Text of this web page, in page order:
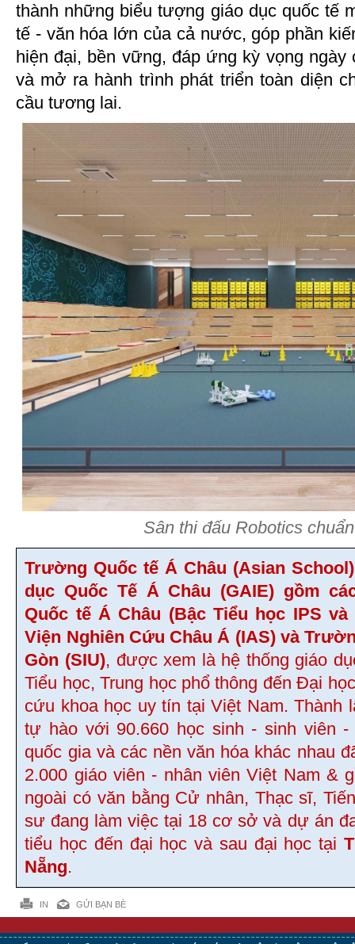
thành những biểu tượng giáo dục quốc tế
tế - văn hóa lớn của cả nước, góp phần
hiện đại, bền vững, đáp ứng kỳ vọng ngày
và mở ra hành trình phát triển toàn diện
cầu tương lai.
Sân thi đấu Robotics
Trường Quốc tế Á Châu (Asian
dục Quốc Tế Á Châu (GAIE) gồm
Quốc tế Á Châu (Bậc Tiểu học IPS và
Viện Nghiên Cứu Châu Á (IAS) và
Gòn (SIU), được xem là hệ thống giáo
Tiểu học, Trung học phổ thông đến Đại
cứu khoa học uy tín tại Việt Nam. Thành
tự hào với 90.660 học sinh - sinh viên
quốc gia và các nền văn hóa khác nhau
2.000 giáo viên - nhân viên Việt Nam &
ngoài có văn bằng Cử nhân, Thạc sĩ,
sư đang làm việc tại 18 cơ sở và dự án
tiểu học đến đại học và sau đại học tại
Nẵng.
IN GỬI BẠN BÈ